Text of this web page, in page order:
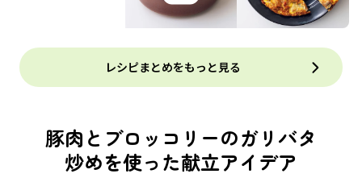
レシピまとめをもっと見る
豚肉とブロッコリーのガリバタ
炒めを使った献立アイデア